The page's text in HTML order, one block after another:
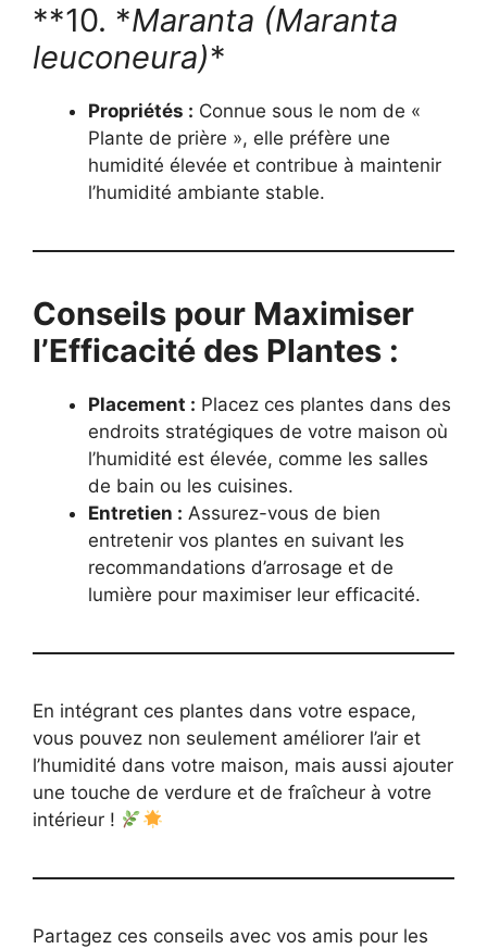
**10. *Maranta (Maranta
leuconeura)*
Propriétés : Connue sous le nom de «
Plante de prière », elle préfère une
humidité élevée et contribue à maintenir
l’humidité ambiante stable.
Conseils pour Maximiser
l’Efficacité des Plantes :
Placement : Placez ces plantes dans des
endroits stratégiques de votre maison où
l’humidité est élevée, comme les salles
de bain ou les cuisines.
Entretien : Assurez-vous de bien
entretenir vos plantes en suivant les
recommandations d’arrosage et de
lumière pour maximiser leur efficacité.
En intégrant ces plantes dans votre espace,
vous pouvez non seulement améliorer l’air et
l’humidité dans votre maison, mais aussi ajouter
une touche de verdure et de fraîcheur à votre
intérieur !
Partagez ces conseils avec vos amis pour les